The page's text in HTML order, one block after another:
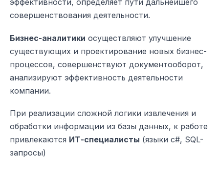
эффективности, определяет пути дальнейшего
совершенствования деятельности.
Бизнес-аналитики осуществляют улучшение
существующих и проектирование новых бизнес-
процессов, совершенствуют документооборот,
анализируют эффективность деятельности
компании.
При реализации сложной логики извлечения и
обработки информации из базы данных, к работе
привлекаются ИТ-специалисты (языки c#, SQL-
запросы)